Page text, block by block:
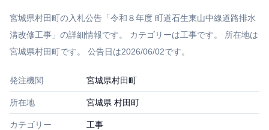
宮城県村田町の入札公告「令和８年度 町道石生東山中線道路排水
溝改修工事」の詳細情報です。 カテゴリーは工事です。 所在地は
宮城県村田町です。 公告日は2026/06/02です。
発注機関 宮城県村田町
所在地 宮城県 村田町
カテゴリー 工事